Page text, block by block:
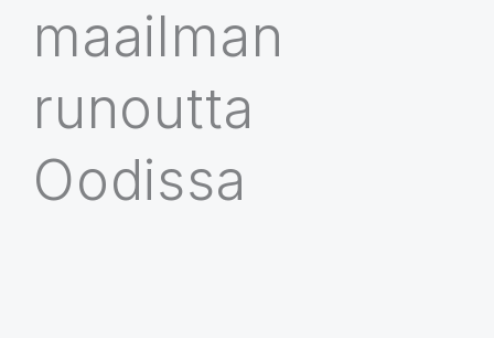
maailman
runoutta
Oodissa